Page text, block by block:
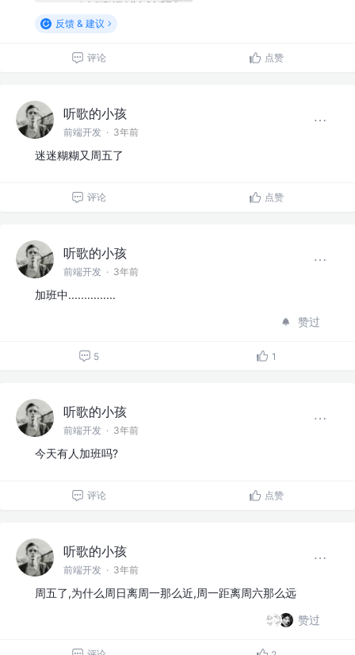
反馈 & 建议
评论 点赞
听歌的小孩
前端开发 · 3年前
迷迷糊糊又周五了
评论 点赞
听歌的小孩
前端开发 · 3年前
加班中...............
赞过
5 1
听歌的小孩
前端开发 · 3年前
今天有人加班吗?
评论 点赞
听歌的小孩
前端开发 · 3年前
周五了,为什么周日离周一那么近,周一距离周六那么远
赞过